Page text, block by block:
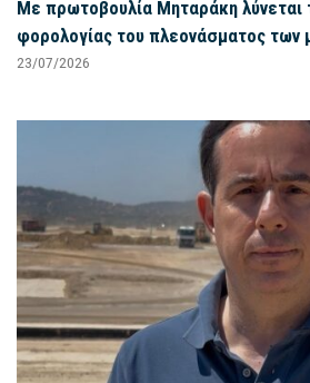
Με πρωτοβουλία Μηταράκη λύνεται
φορολογίας του πλεονάσματος
23/07/2026